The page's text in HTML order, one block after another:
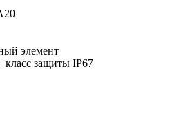
элемент
защиты IР67